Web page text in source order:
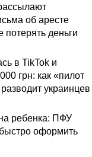
об аресте
потерять деньги
в TikTok и
грн: как «пилот
украинцев
ребенка: ПФУ
быстро оформить